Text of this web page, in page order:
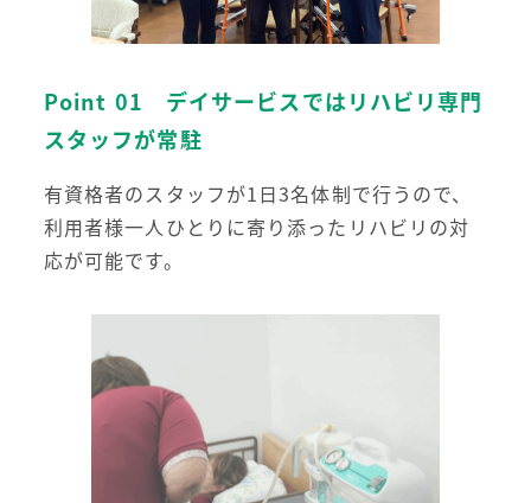
Point 01 デイサービスではリハビリ専門
スタッフが常駐
有資格者のスタッフが1日3名体制で行うので、
利用者様一人ひとりに寄り添ったリハビリの対
応が可能です。